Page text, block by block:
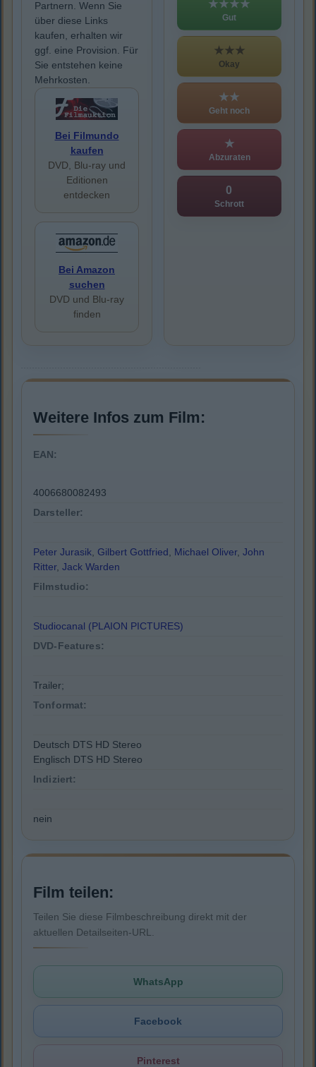
Partnern. Wenn Sie
über diese Links
kaufen, erhalten wir
ggf. eine Provision. Für
Sie entstehen keine
Mehrkosten.
Bei Filmundo
kaufen
DVD, Blu-ray und
Editionen
entdecken
Bei Amazon
suchen
DVD und Blu-ray
finden
★★★★
Gut
★★★
Okay
★★
Geht noch
★
Abzuraten
0
Schrott
Weitere Infos zum Film:
EAN:
4006680082493
Darsteller:
Peter Jurasik, Gilbert Gottfried, Michael Oliver, John
Ritter, Jack Warden
Filmstudio:
Studiocanal (PLAION PICTURES)
DVD-Features:
Trailer;
Tonformat:
Deutsch DTS HD Stereo
Englisch DTS HD Stereo
Indiziert:
nein
Film teilen:
Teilen Sie diese Filmbeschreibung direkt mit der
aktuellen Detailseiten-URL.
WhatsApp
Facebook
Pinterest